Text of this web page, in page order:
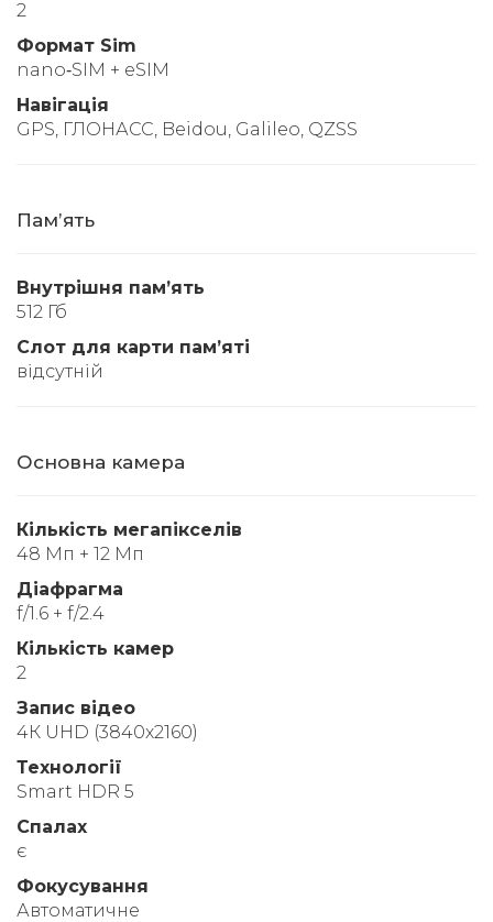
2
Формат Sim
nano‑SIM + eSIM
Навігація
GPS, ГЛОНАСС, Beidou, Galileo, QZSS
Памʼять
Внутрішня памʼять
512 Гб
Слот для карти памʼяті
відсутній
Основна камера
Кількість мегапікселів
48 Мп + 12 Мп
Діафрагма
f/1.6 + f/2.4
Кількість камер
2
Запис відео
4К UHD (3840x2160)
Технології
Smart HDR 5
Спалах
є
Фокусування
Автоматичне